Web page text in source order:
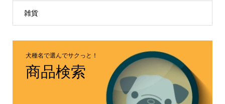
雑貨
犬種名で選んでサクっと！
商品検索